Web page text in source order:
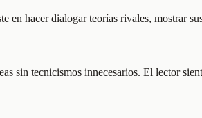
en hacer dialogar teorías rivales,
sin tecnicismos innecesarios. El lector